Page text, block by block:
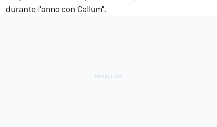
durante l'anno con Callum".